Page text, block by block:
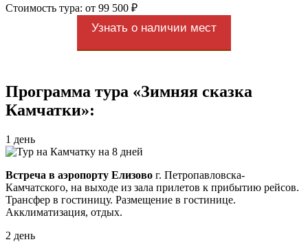
Стоимость тура: от 99 500 ₽
Узнать о наличии мест
Программа тура «Зимняя сказка
Камчатки»:
1 день
Встреча в аэропорту Елизово г. Петропавловска-
Камчатского, на выходе из зала прилетов к прибытию рейсов.
Трансфер в гостиницу. Размещение в гостинице.
Акклиматизация, отдых.
2 день